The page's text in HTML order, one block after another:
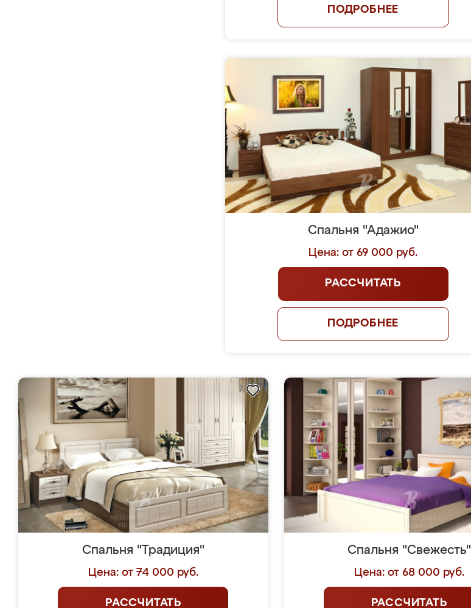
ПОДРОБНЕЕ
Спальня "Адажио"
Цена: от 69 000 руб.
РАССЧИТАТЬ
ПОДРОБНЕЕ
Спальня "Традиция"
Цена: от 74 000 руб.
РАССЧИТАТЬ
Спальня "Свежесть"
Цена: от 68 000 руб.
РАССЧИТАТЬ